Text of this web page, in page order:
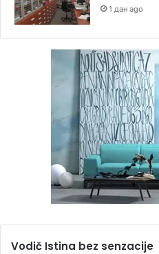
1 дан ago
Vodič Istina bez senzacije